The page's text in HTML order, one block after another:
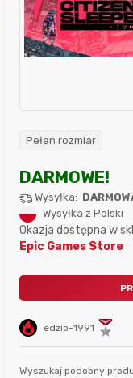
Pełen rozmiar
edzio-1991
DARMOWE!
Wysyłka:
Wysyłka z Polski
Okazja dostępna w
Epic Games Store
Wyszukaj podobny